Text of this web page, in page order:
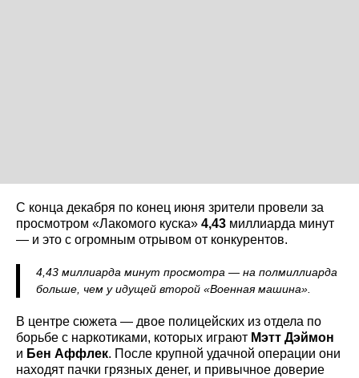
С конца декабря по конец июня зрители провели за
просмотром «Лакомого куска» 4,43 миллиарда минут
— и это с огромным отрывом от конкурентов.
4,43 миллиарда минут просмотра — на полмиллиарда
больше, чем у идущей второй «Военная машина».
В центре сюжета — двое полицейских из отдела по
борьбе с наркотиками, которых играют Мэтт Дэймон
и Бен Аффлек. После крупной удачной операции они
находят пачки грязных денег, и привычное доверие